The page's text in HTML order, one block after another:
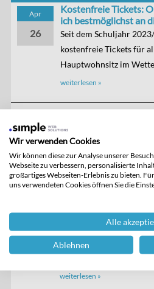
Apr
26
Kostenfreie Tickets:
ich bestmöglichst an
Seit dem Schuljahr
kostenfreie Tickets für
Hauptwohnsitz im
weiterlesen »
Aug
10
Klassen und
Sekretariats
Die Ferien gehen vom
weiterlesen »
Sep
18
Anmeldeschluss für
19.06.2026
Wir freuen uns auf Sie!
weiterlesen »
Wir verwenden Cookies
Wir können diese zur Analyse unserer
Webseite zu verbessern, personalisierte
großartiges Webseiten-Erlebnis zu bieten.
uns verwendeten Cookies öffnen Sie die
Alle
Ablehnen